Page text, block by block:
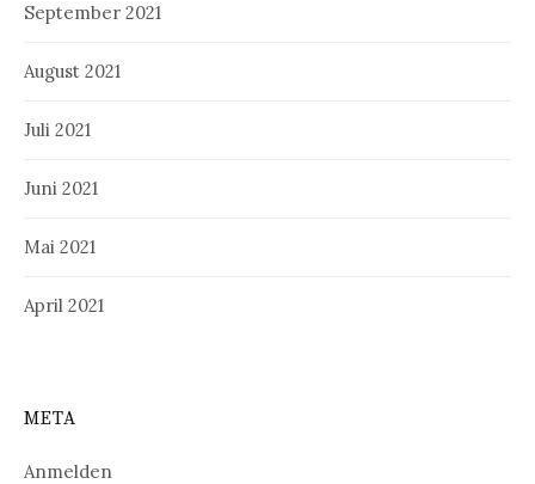
September 2021
August 2021
Juli 2021
Juni 2021
Mai 2021
April 2021
META
Anmelden